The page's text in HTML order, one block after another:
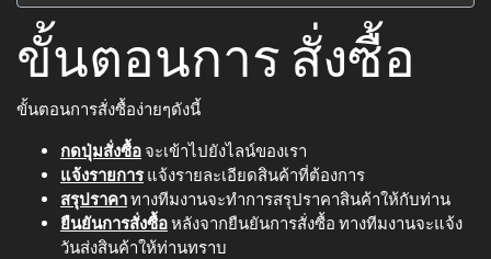
ขั้นตอนการ สั่งซื้อ
ขั้นตอนการสั่งซื้อง่ายๆดังนี้
กดปุ่มสั่งซื้อ จะเข้าไปยังไลน์ของเรา
แจ้งรายการแจ้งรายละเอียดสินค้าที่ต้องการ
สรุปราคาทางทีมงานจะทำการสรุปราคาสินค้าให้กับท่าน
ยืนยันการสั่งซื้อหลังจากยืนยันการสั่งซื้อ ทางทีมงานจะแจ้ง
วันส่งสินค้าให้ท่านทราบ